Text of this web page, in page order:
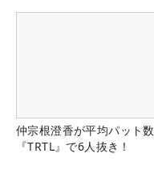
仲宗根澄香が平均パット数
『TRTL』で6人抜き！